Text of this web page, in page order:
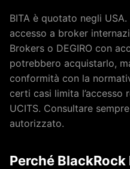
BITA è quotato negli
accesso a broker
Brokers o DEGIRO con
potrebbero acquistarlo,
conformità con la
certi casi limita l’accesso
UCITS. Consultare
autorizzato.
Perché BlackRock